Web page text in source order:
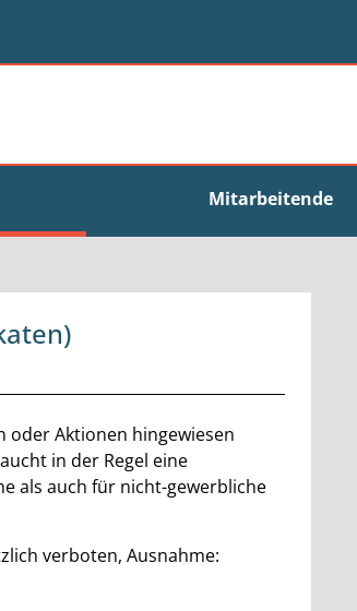
Mitarbeitende
oder Aktionen hingewiesen
in der Regel eine
als auch für nicht-gewerbliche
verboten, Ausnahme: